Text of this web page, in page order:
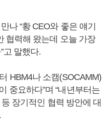
나 “황 CEO와 좋은 얘기
협력해 왔는데 오늘 가장
고 말했다.
HBM4나 소캠(SOCAMM)
중요하다”며 “내년부터는
장기적인 협력 방안에 대